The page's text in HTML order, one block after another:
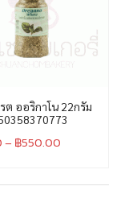
ต ออริกาโน 22กรัม
– ฿550.00